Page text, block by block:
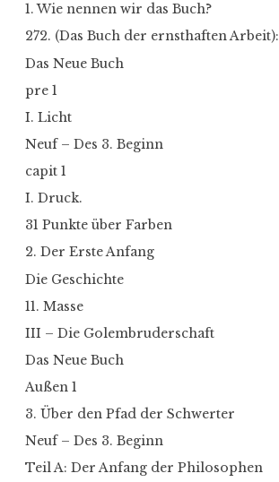
1. Wie nennen wir das Buch?
272. (Das Buch der ernsthaften Arbeit):
Das Neue Buch
pre 1
I. Licht
Neuf – Des 3. Beginn
capit 1
I. Druck.
31 Punkte über Farben
2. Der Erste Anfang
Die Geschichte
11. Masse
III – Die Golembruderschaft
Das Neue Buch
Außen 1
3. Über den Pfad der Schwerter
Neuf – Des 3. Beginn
Teil A: Der Anfang der Philosophen